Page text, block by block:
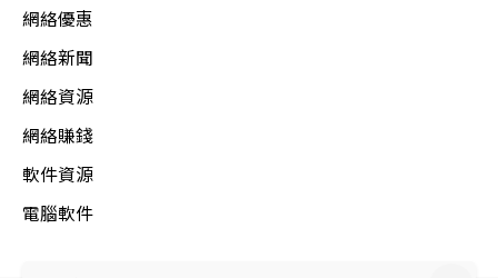
網絡優惠
網絡新聞
網絡資源
網絡賺錢
軟件資源
電腦軟件